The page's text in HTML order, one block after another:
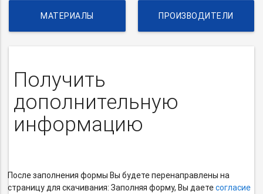
МАТЕРИАЛЫ ПРОИЗВОДИТЕЛИ
Получить
дополнительную
информацию
После заполнения формы Вы будете перенаправлены на
страницу для скачивания: Заполняя форму, Вы даетесогласие